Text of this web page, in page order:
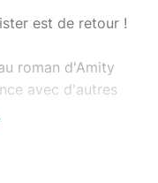
est de retour !
roman d'Amity
avec d'autres